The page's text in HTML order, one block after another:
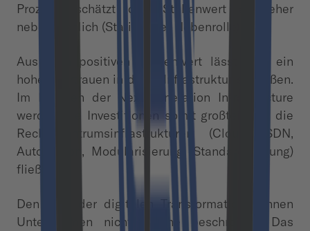
Prozent) schätzt den Stellenwert als eher
nebensächlich (Statist oder Nebenrolle) ein.
Aus dem positiven Stellenwert lässt sich ein
hohes Vertrauen in die IT-Infrastruktur schließen.
Im Rahmen der Next-Generation Infrastructure
werden die Investitionen somit großteilig in die
Rechenzentrumsinfrastrukturen (Cloud, SDN,
Automation, Modularisierung, Standardisierung)
fließen.
Den Weg der digitalen Transformation können
Unternehmen nicht alleine beschreiten. Das